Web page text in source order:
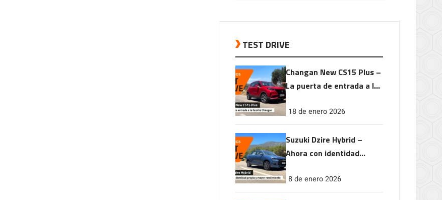
TEST DRIVE
Changan New CS15 Plus –
La puerta de entrada a la
18 de enero 2026
Suzuki Dzire Hybrid –
Ahora con identidad
rendimiento
8 de enero 2026